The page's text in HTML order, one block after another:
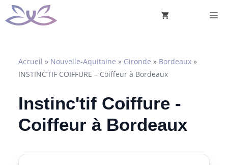
Aller
au
Accueil » Nouvelle-Aquitaine » Gironde » Bordeaux »
INSTINC’TIF COIFFURE – Coiffeur à Bordeaux
Instinc'tif Coiffure -
Coiffeur à Bordeaux